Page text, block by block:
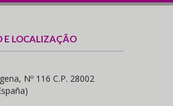
E LOCALIZAÇÃO
Nº 116 C.P. 28002